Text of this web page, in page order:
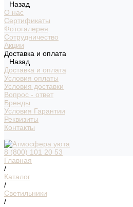
Назад
О нас
Сертификаты
Фотогалерея
Сотрудничество
Акции
Доставка и оплата
Назад
Доставка и оплата
Условия оплаты
Условия доставки
Вопрос - ответ
Бренды
Условия Гарантии
Реквизиты
Контакты
8 (800) 101 20 53
Главная
/
Каталог
/
Светильники
/